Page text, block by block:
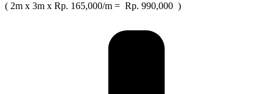
( 2m x 3m x Rp. 165,000/m = Rp. 990,000 )